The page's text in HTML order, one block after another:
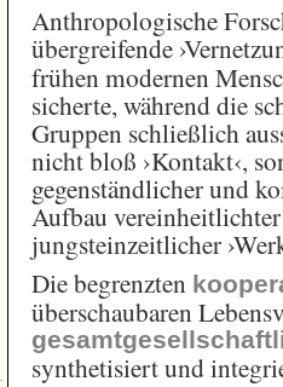
Anthropologische
übergreifende
frühen modernen
sicherte, während die
Gruppen schließlich
nicht bloß ›Kontakt‹,
gegenständlicher und
Aufbau
jungsteinzeitlicher
Die begrenzten
überschaubaren
synthetisiert und